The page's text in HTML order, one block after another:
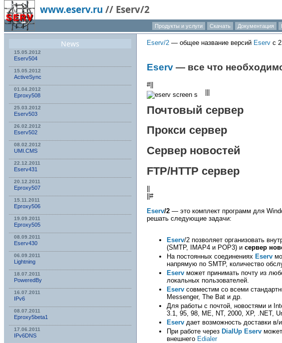
www.eserv.ru // Eserv/2
Продукты и услуги Скачать Документация
News
15.05.2012
Eserv504
15.05.2012
ActiveSync
01.04.2012
Eproxy508
25.03.2012
Eserv503
26.02.2012
Eserv502
08.02.2012
UMI.CMS
22.12.2011
Eserv431
20.12.2011
Eproxy507
15.11.2011
Eproxy506
19.09.2011
Eproxy505
08.09.2011
Eserv430
06.09.2011
Lightning
18.07.2011
PoweredBy
16.07.2011
IPv6
08.07.2011
Eproxy5beta1
17.06.2011
IPv6DNS
Eserv/2 — общее название версий Eserv c
Eserv — все что
#||
Почтовый сервер
Прокси сервер
Сервер новостей
FTP/HTTP сервер
||#
Eserv/2 — это комплект программ для
решать следующие задачи:
Eserv/2 позволяет организовать
(SMTP, IMAP4 и POP3) и сервер
На постоянных соединениях Eserv
напрямую по SMTP, количество
Eserv может принимать почту из
локальных пользователей.
Eserv совместим со всеми
Messenger, The Bat и др.
Для работы с почтой, новостями и
3.1, 95, 98, ME, NT, 2000, XP, .NET,
Eserv дает возможность доставки в/
При работе через DialUp Eserv
внешнего Edialer